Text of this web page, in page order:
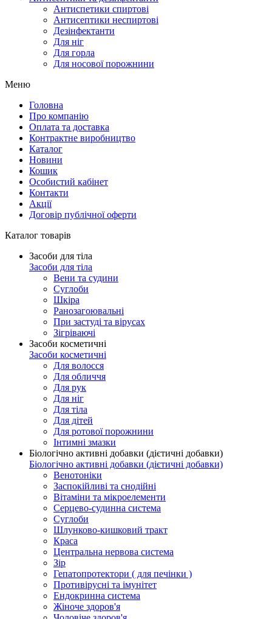
Антиспетики спиртові
Антисептики неспиртові
Дезінфектанти
Для ніг
Для горла
Для носової порожнини
Меню
Головна
Про компанію
Оплата та доставка
Контрактне виробництво
Каталог
Новини
Кошик
Особистий кабінет
Контакти
Акції
Договір публічної оферти
Каталог товарів
Засоби для тіла
Засоби для тіла
Вени та судини
Суглоби
Шкіра
Ранозагоювальні
При застуді та вірусах
Зігріваючі
Засоби косметичні
Засоби косметичні
Для волосся
Для обличчя
Для рук
Для ніг
Для тіла
Для дітей
Для ротової порожнини
Інтимні змазки
Біологічно активні добавки (дієтичні добавки)
Біологічно активні добавки (дієтичні добавки)
Венотоніки
Заспокійливі та снодійні
Вітаміни та мікроелементи
Серцево-судинна система
Суглоби
Шлунково-кишковий тракт
Краса
Центральна нервова система
Зір
Гепатопротектори ( для печінки )
Противірусні та імунітет
Ендокринна система
Жіноче здоров'я